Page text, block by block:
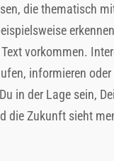
die thematisch
vorkommen.
informieren
in der Lage sein,
die Zukunft sieht